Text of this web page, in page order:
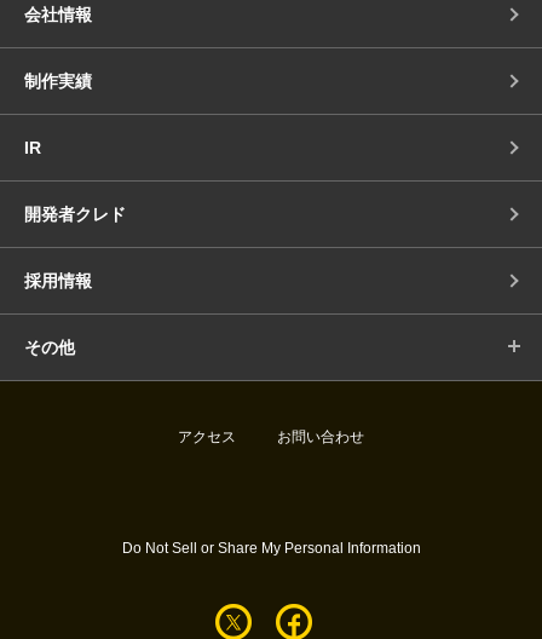
会社情報
制作実績
IR
開発者クレド
採用情報
その他
アクセス お問い合わせ
Do Not Sell or Share My Personal Information